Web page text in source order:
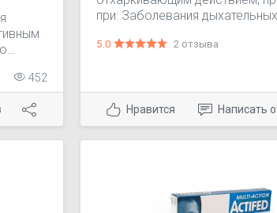
и
в
452
при: Заболевания
хронический бронхит,
бронхоэктатическая болезнь.
Респираторный дистресс-
недоношенных детей и
5.0 2 отзыва
Нравится Написать